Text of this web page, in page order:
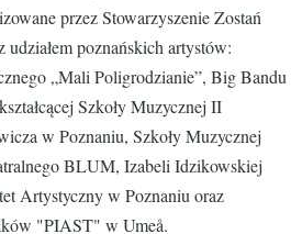
przez Stowarzyszenie Zostań
poznańskich artystów:
„Mali Poligrodzianie”, Big Bandu
Szkoły Muzycznej II
w Poznaniu, Szkoły Muzycznej
BLUM, Izabeli Idzikowskiej
Artystyczny w Poznaniu oraz
"PIAST" w Umeå.